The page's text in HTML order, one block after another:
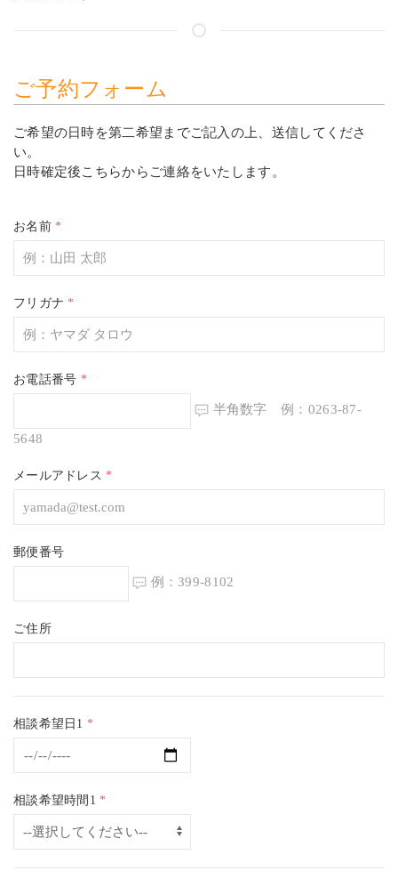
ご予約フォーム
ご希望の日時を第二希望までご記入の上、送信してくださ
い。
日時確定後こちらからご連絡をいたします。
お名前 *
フリガナ *
お電話番号 *
半角数字 例：0263-87-
5648
メールアドレス *
郵便番号
例：399-8102
ご住所
相談希望日1 *
相談希望時間1 *